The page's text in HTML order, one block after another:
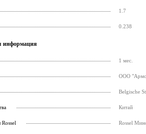
1.7
0.238
информация
1 мес.
ООО
Belgische
Китай
Rossel